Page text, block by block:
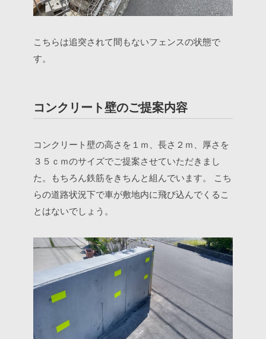
こちらは追突されて間もないフェンスの状態で
す。
コンクリート壁のご提案内容
コンクリート壁の高さを１ｍ、長さ２ｍ、厚さを
３５ｃｍのサイズでご提案させていただきまし
た。もちろん鉄筋をきちんと組んでいます。
こち
らの道路状況下で車が敷地内に飛び込んでくるこ
とはないでしょう。